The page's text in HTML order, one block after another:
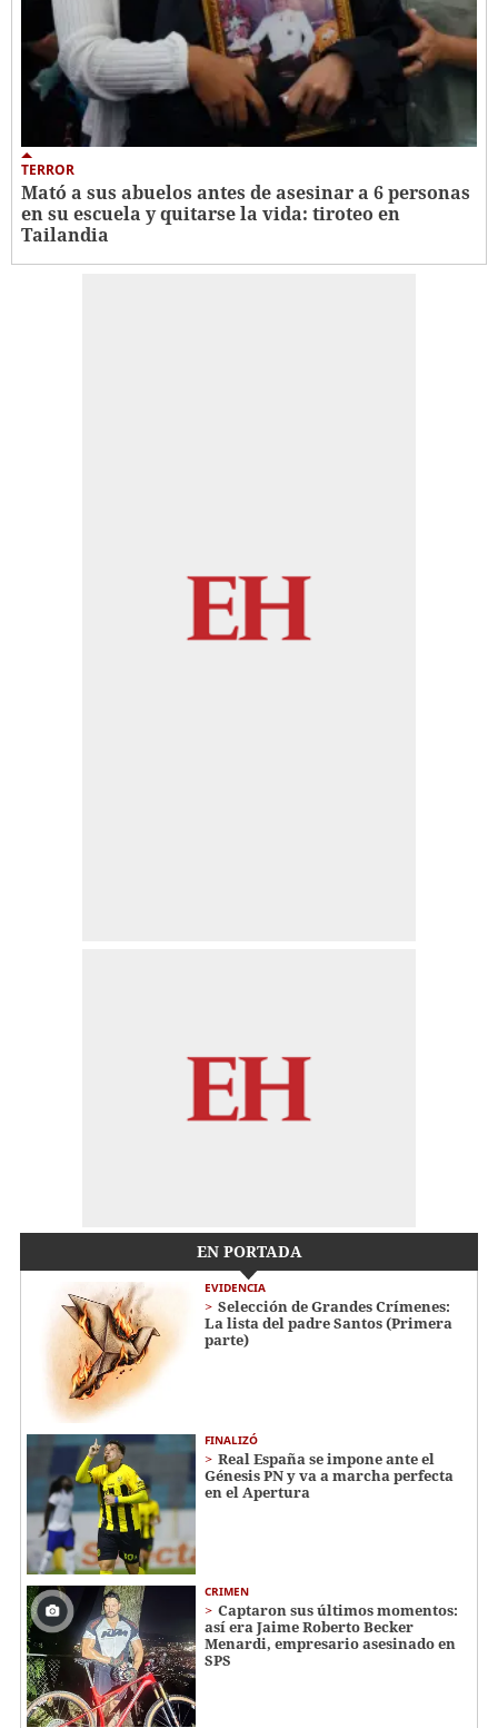
TERROR
Mató a sus abuelos antes de asesinar a 6 personas
en su escuela y quitarse la vida: tiroteo en
Tailandia
EN PORTADA
EVIDENCIA
Selección de Grandes Crímenes:
La lista del padre Santos (Primera
parte)
FINALIZÓ
Real España se impone ante el
Génesis PN y va a marcha perfecta
en el Apertura
CRIMEN
Captaron sus últimos momentos:
así era Jaime Roberto Becker
Menardi​​​, empresario asesinado en
SPS